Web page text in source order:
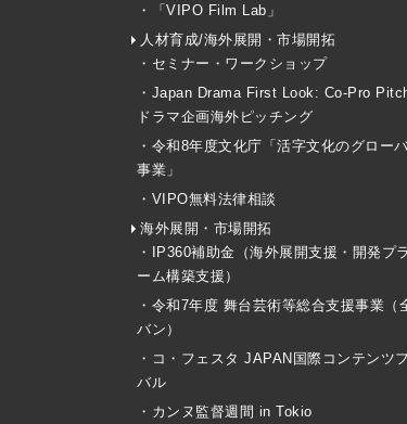
・「VIPO Film Lab」
人材育成/海外展開・市場開拓
・セミナー・ワークショップ
・Japan Drama First Look: Co-Pro
ドラマ企画海外ピッチング
・令和8年度文化庁「活字文化のグロー
事業」
・VIPO無料法律相談
海外展開・市場開拓
・IP360補助金（海外展開支援・開発プ
ーム構築支援）
・令和7年度 舞台芸術等総合支援事業（
バン）
・コ・フェスタ JAPAN国際コンテンツ
バル
・カンヌ監督週間 in Tokio